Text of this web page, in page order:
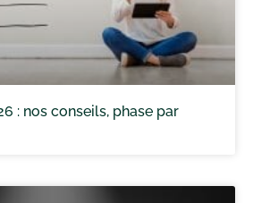
: nos conseils, phase par